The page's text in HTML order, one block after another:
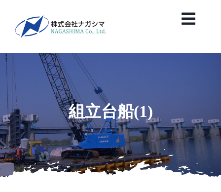
content
HOME
News
会社案内
業務紹介
組立台船(1)